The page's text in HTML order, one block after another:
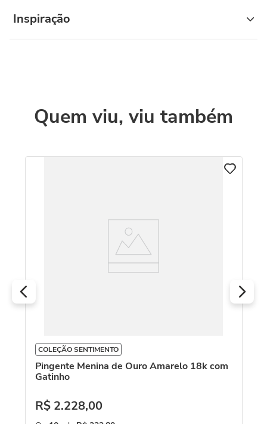
Inspiração
Quem viu, viu também
COLEÇÃO SENTIMENTO
Pingente Menina de Ouro Amarelo 18k com
Gatinho
R$ 2.228,00